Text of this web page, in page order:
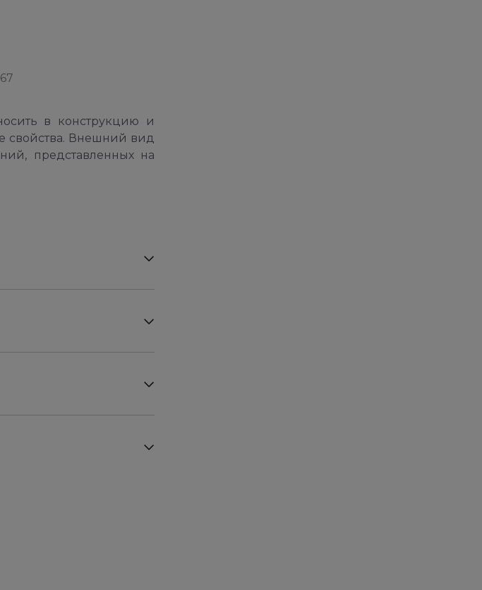
в конструкцию и
свойства. Внешний вид
представленных на